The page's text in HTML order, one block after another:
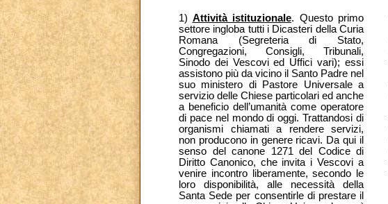
1) Attività istituzionale. Questo primo
settore ingloba tutti i Dicasteri della Curia
Romana (Segreteria di Stato,
Congregazioni, Consigli, Tribunali,
Sinodo dei Vescovi ed Uffici vari); essi
assistono più da vicino il Santo Padre nel
suo ministero di Pastore Universale a
servizio delle Chiese particolari ed anche
a beneficio dell’umanità come operatore
di pace nel mondo di oggi. Trattandosi di
organismi chiamati a rendere servizi,
non producono in genere ricavi. Da qui il
senso del canone 1271 del Codice di
Diritto Canonico, che invita i Vescovi a
venire incontro liberamente, secondo le
loro disponibilità, alle necessità della
Santa Sede per consentirle di prestare il